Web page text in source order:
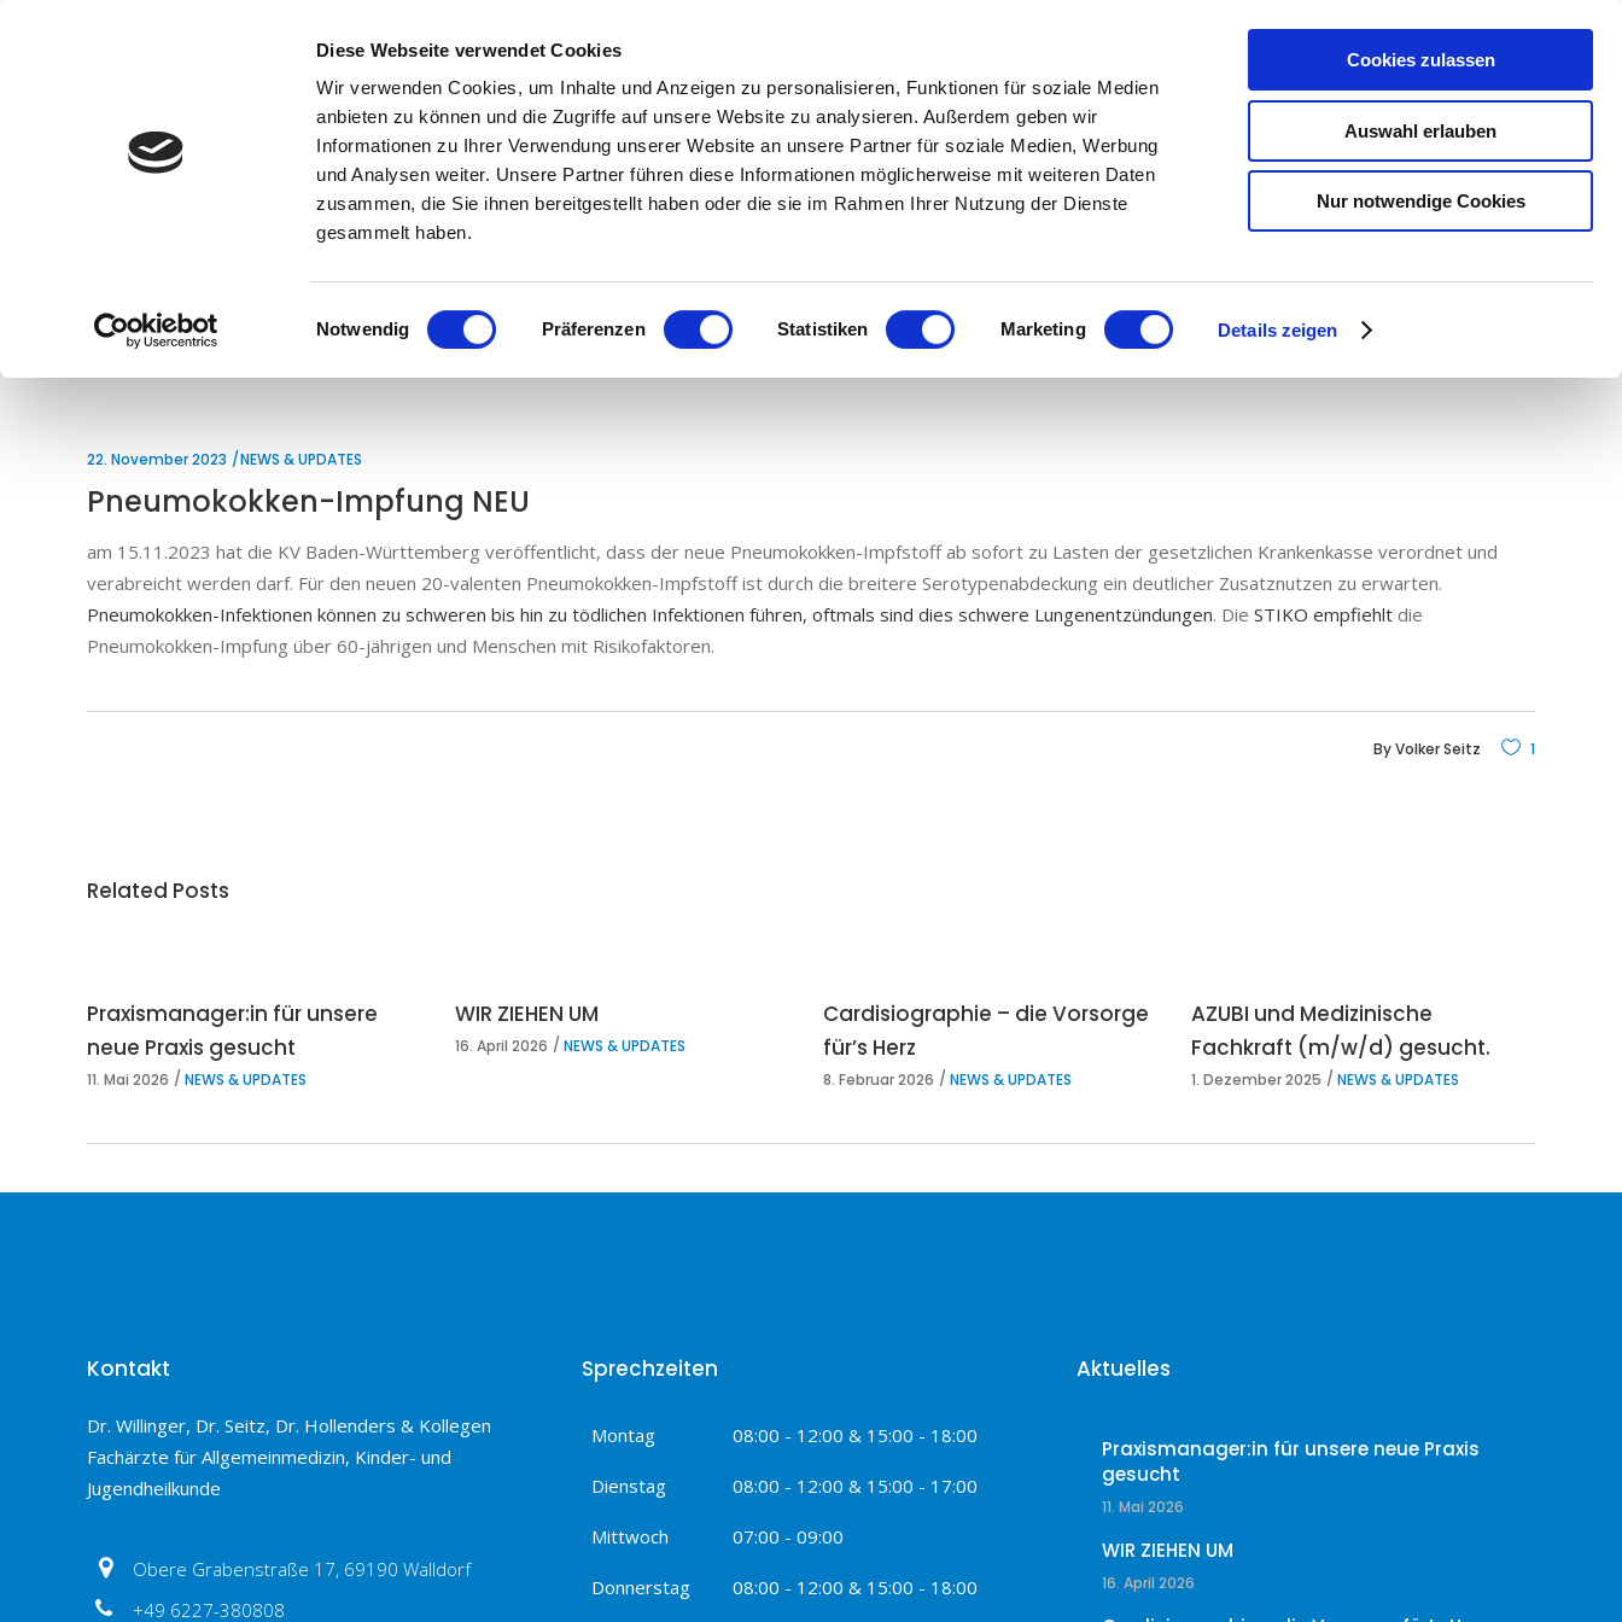
Diese Webseite verwendet Cookies
Wir verwenden Cookies, um Inhalte und Anzeigen zu personalisieren, Funktionen für soziale Medien
anbieten zu können und die Zugriffe auf unsere Website zu analysieren. Außerdem geben wir
Informationen zu Ihrer Verwendung unserer Website an unsere Partner für soziale Medien, Werbung
und Analysen weiter. Unsere Partner führen diese Informationen möglicherweise mit weiteren Daten
zusammen, die Sie ihnen bereitgestellt haben oder die sie im Rahmen Ihrer Nutzung der Dienste
gesammelt haben.
Einwilligungsauswahl
Notwendig Präferenzen Statistiken Marketing Details zeigen
Cookies zulassen
Auswahl erlauben
Nur notwendige Cookies
Notdienste
Pneumokokken-Impfung NEU
22. November 2023 NEWS & UPDATES
Pneumokokken-Impfung NEU
am 15.11.2023 hat die KV Baden-Württemberg veröffentlicht, dass der neue Pneumokokken-Impfstoff ab sofort zu Lasten der gesetzlichen Krankenkasse verordnet und
verabreicht werden darf. Für den neuen 20-valenten Pneumokokken-Impfstoff ist durch die breitere Serotypenabdeckung ein deutlicher Zusatznutzen zu erwarten.
Pneumokokken-Infektionen können zu schweren bis hin zu tödlichen Infektionen führen, oftmals sind dies schwere Lungenentzündungen. Die STIKO empfiehlt die
Pneumokokken-Impfung über 60-jährigen und Menschen mit Risikofaktoren.
ByVolker Seitz 1
Related Posts
Praxismanager:in für unsere
neue Praxis gesucht
11. Mai 2026 NEWS & UPDATES
WIR ZIEHEN UM
16. April 2026 NEWS & UPDATES
Cardisiographie – die Vorsorge
für’s Herz
8. Februar 2026 NEWS & UPDATES
AZUBI und Medizinische
Fachkraft (m/w/d) gesucht.
1. Dezember 2025 NEWS & UPDATES
Kontakt
Dr. Willinger, Dr. Seitz, Dr. Hollenders & Kollegen
Fachärzte für Allgemeinmedizin, Kinder- und
Jugendheilkunde
Obere Grabenstraße 17, 69190 Walldorf
+49 6227-380808
Sprechzeiten
Montag 08:00 - 12:00 & 15:00 - 18:00
Dienstag 08:00 - 12:00 & 15:00 - 17:00
Mittwoch 07:00 - 09:00
Donnerstag 08:00 - 12:00 & 15:00 - 18:00
Aktuelles
Praxismanager:in für unsere neue Praxis
gesucht
11. Mai 2026
WIR ZIEHEN UM
16. April 2026